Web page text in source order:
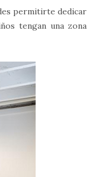
permitirte dedicar
tengan una zona